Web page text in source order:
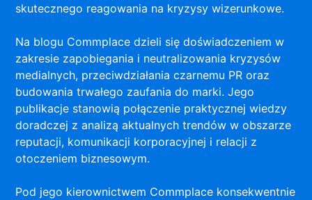
skutecznego reagowania na kryzysy wizerunkowe.
Na blogu Commplace dzieli się doświadczeniem w
zakresie zapobiegania i neutralizowania kryzysów
medialnych, przeciwdziałania czarnemu PR oraz
budowania trwałego zaufania do marki. Jego
publikacje stanowią połączenie praktycznej wiedzy
doradczej z analizą aktualnych trendów w obszarze
reputacji, komunikacji korporacyjnej i relacji z
otoczeniem biznesowym.
Pod jego kierownictwem Commplace konsekwentnie